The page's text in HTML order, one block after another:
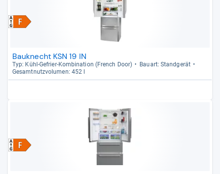
Bauknecht KSN 19 IN
Typ: Kühl-​Gefrier-​Kom­bi­na­tion (French Door)
Bau­art: Stand­ge­rät
Gesamt­nutz­vo­lu­men: 452 l